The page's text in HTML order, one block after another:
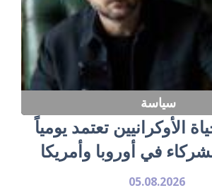
سياسة
الأوكرانيين تعتمد يومياً
في أوروبا وأمريكا
05.08.2026